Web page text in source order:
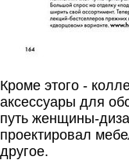
Кроме этого -
аксессуары для
путь женщины-
проектировал
другое.